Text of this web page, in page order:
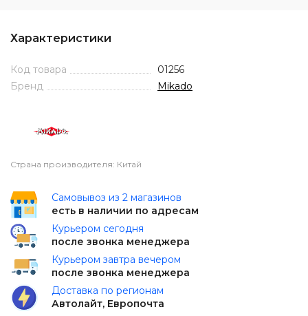
Характеристики
Код товара
01256
Бренд
Mikado
Страна производителя: Китай
Самовывоз из 2 магазинов
есть в наличии по адресам
Курьером сегодня
после звонка менеджера
Курьером завтра вечером
после звонка менеджера
Доставка по регионам
Автолайт, Европочта